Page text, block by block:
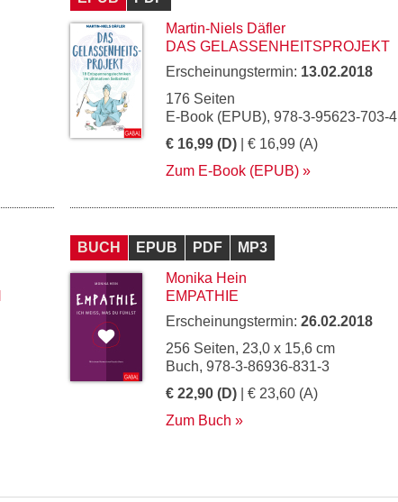
Martin-Niels Däfler
DAS GELASSENHEITSPROJEKT
Erscheinungstermin: 13.02.2018
176 Seiten
E-Book (EPUB), 978-3-95623-703-4
€ 16,99 (D) | € 16,99 (A)
Zum E-Book (EPUB)
BUCH EPUB PDF
MP3
Monika Hein
EMPATHIE
Erscheinungstermin: 26.02.2018
256 Seiten, 23,0 x 15,6 cm
Buch, 978-3-86936-831-3
€ 22,90 (D) | € 23,60 (A)
Zum Buch